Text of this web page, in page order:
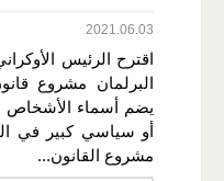
2021.06.03
اقترح الرئيس
البرلمان مشروع
يضم أسماء الأشخاص
أو سياسي كبير في
مشروع القانون...